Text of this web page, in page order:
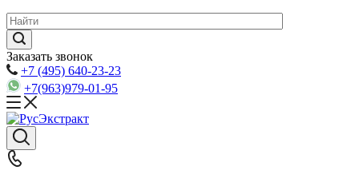
Заказать звонок
+7 (495) 640-23-23
+7(963)979-01-95